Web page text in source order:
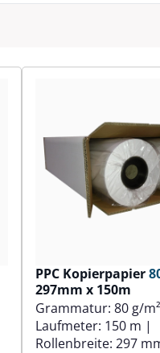
PPC Kopierpapier
297mm x 150m
Grammatur: 80 g/m²
Laufmeter: 150 m |
Rollenbreite: 297